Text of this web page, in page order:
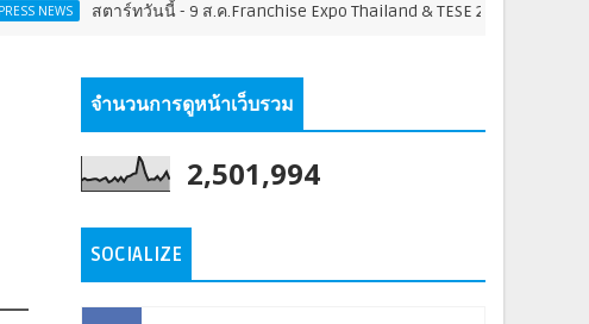
สตาร์ทวันนี้ - 9 ส.ค.Franchise Expo Thailand & TESE 2026 พบทัพธุรกิจ&แฟรน
จำนวนการดูหน้าเว็บรวม
2,501,994
SOCIALIZE